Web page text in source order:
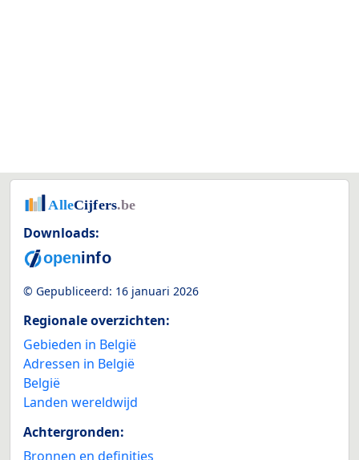
Downloads:
© Gepubliceerd: 16 januari 2026
Regionale overzichten:
Gebieden in België
Adressen in België
België
Landen wereldwijd
Achtergronden:
Bronnen en definities